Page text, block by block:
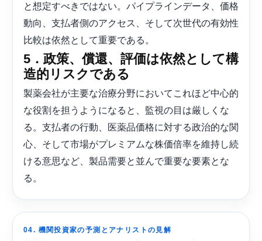
と想定すべきではない。パイプラインデータ、価格
動向、支払者側のアクセス、そして次世代の有効性
比較は依然として重要である。
5．政策、償還、評価は依然として構
造的リスクである
製薬会社が主要な治療分野においてこれほど中心的
な役割を担うようになると、監視の目は厳しくな
る。支払者の行動、医薬品価格に対する政治的な関
心、そして市場がプレミアムな株価倍率を維持し続
ける意思など、製品需要と並んで重要な要素とな
る。
04. 機関投資家の予測とアナリストの見解